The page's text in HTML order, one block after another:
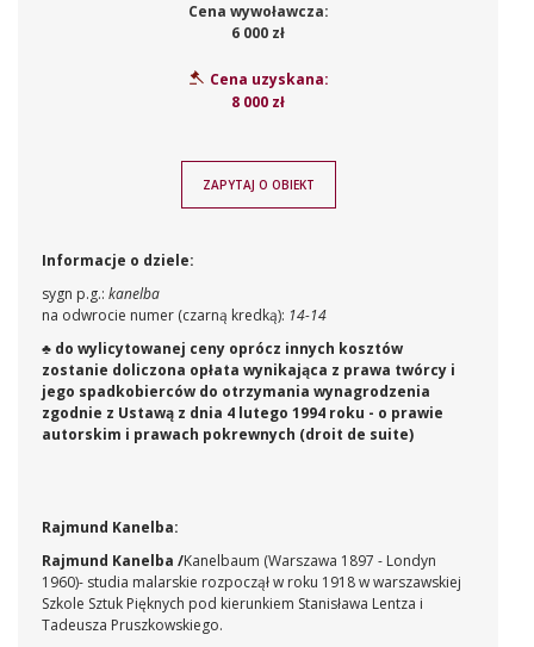
Cena wywoławcza:
6 000 zł
Cena uzyskana:
8 000 zł
ZAPYTAJ O OBIEKT
Informacje o dziele:
sygn p.g.: kanelba
na odwrocie numer (czarną kredką): 14-14
♣ do wylicytowanej ceny oprócz innych kosztów
zostanie doliczona opłata wynikająca z prawa twórcy i
jego spadkobierców do otrzymania wynagrodzenia
zgodnie z Ustawą z dnia 4 lutego 1994 roku - o prawie
autorskim i prawach pokrewnych (droit de suite)
Rajmund Kanelba:
Rajmund Kanelba /Kanelbaum (Warszawa 1897 - Londyn
1960)- studia malarskie rozpoczął w roku 1918 w warszawskiej
Szkole Sztuk Pięknych pod kierunkiem Stanisława Lentza i
Tadeusza Pruszkowskiego.